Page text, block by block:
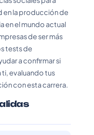
en la producción de
en el mundo actual
de ser más
tests de
a confirmar si
evaluando tus
con esta carrera.